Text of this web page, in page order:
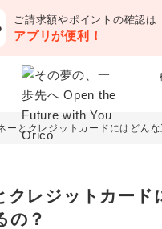
ご請求額やポイントの確認は
アプリが便利！
サービス
ーとクレジットカードにはどんな
クレジットカード
の？